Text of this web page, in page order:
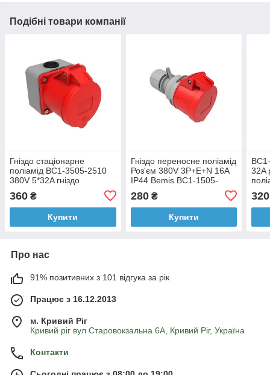
Подібні товари компанії
Гніздо стаціонарне
поліамід BC1-3505-2510
380V 5*32A гніздо
360 ₴
Купити
Гніздо переносне поліамід
Роз'єм 380V 3P+E+N 16A
IP44 Bemis BC1-1505-
280₴
Купити
32A
320
Про нас
91% позитивних з 101 відгука за рік
Працює з 16.12.2013
м. Кривий Ріг
Кривий ріг вул Старовокзальна 6А, Кривий Ріг, Україна
Контакти